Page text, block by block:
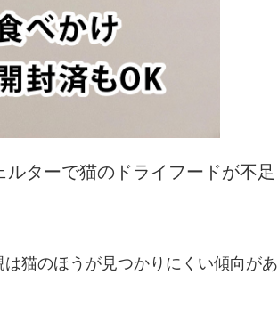
ターで猫のドライフードが不足
猫のほうが見つかりにくい傾向があ